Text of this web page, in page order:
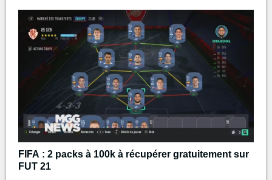
FIFA : 2 packs à 100k à récupérer gratuitement sur
FUT 21